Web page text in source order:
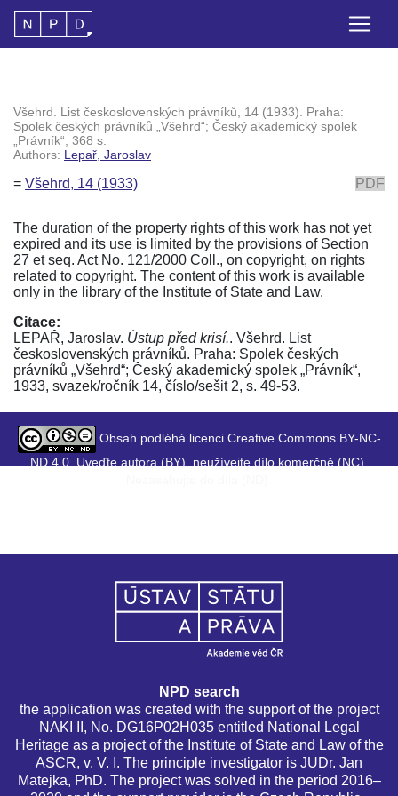
Všehrd. List československých právníků, 14 (1933). Praha:
Spolek českých právníků „Všehrd“; Český akademický spolek
„Právník“, 368 s.
Authors: Lepař, Jaroslav
= Všehrd, 14 (1933) PDF
The duration of the property rights of this work has not yet
expired and its use is limited by the provisions of Section
27 et seq. Act No. 121/2000 Coll., on copyright, on rights
related to copyright. The content of this work is available
only in the library of the Institute of State and Law.
Citace:
LEPAŘ, Jaroslav. Ústup před krisí.. Všehrd. List
československých právníků. Praha: Spolek českých
právníků „Všehrd“; Český akademický spolek „Právník“,
1933, svazek/ročník 14, číslo/sešit 2, s. 49-53.
Obsah podléhá licenci Creative Commons BY-NC-
ND 4.0. Uveďte autora (BY), neužívejte dílo komerčně (NC),
NPD search
the application was created with the support of the project
NAKI II, No. DG16P02H035 entitled National Legal
Heritage as a project of the Institute of State and Law of the
ASCR, v. V. I. The principle investigator is JUDr. Jan
Matejka, PhD. The project was solved in the period 2016–